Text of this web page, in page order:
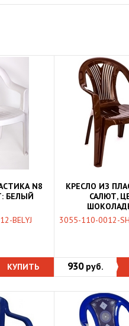
N8
БЕЛЫЙ
BELYJ
КУПИТЬ
КРЕСЛО ИЗ
САЛЮТ,
3055-110-0012-
930 руб.